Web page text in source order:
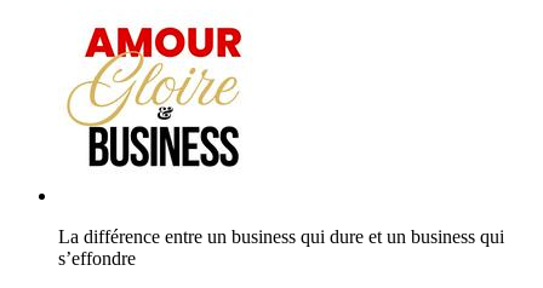
La différence entre un business qui dure et un business qui
s’effondre